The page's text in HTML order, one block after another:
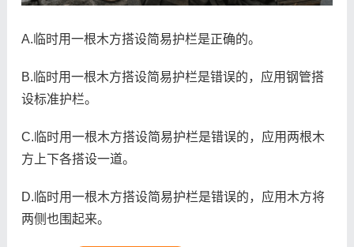
A.临时用一根木方搭设简易护栏是正确的。
B.临时用一根木方搭设简易护栏是错误的，应用钢管搭
设标准护栏。
C.临时用一根木方搭设简易护栏是错误的，应用两根木
方上下各搭设一道。
D.临时用一根木方搭设简易护栏是错误的，应用木方将
两侧也围起来。